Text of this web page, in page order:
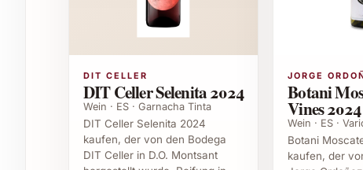
Ideale Geschenkideen
Weihnachts- und Neujahrsgeschenke
Einzugsgeschenke für neue Häuser und
Dankeschön für Gastgeber oder
Häufig gestellte Fragen zu Fabio Coullet
DIT CELLER
DIT Celler Selenita 2024
Wein · ES · Garnacha Tinta
DIT Celler Selenita 2024
kaufen, der von den Bodega
DIT Celler in D.O. Montsant
JORGE
Botani
Vines 2024
Wein · ES ·
Botani
kaufen, der